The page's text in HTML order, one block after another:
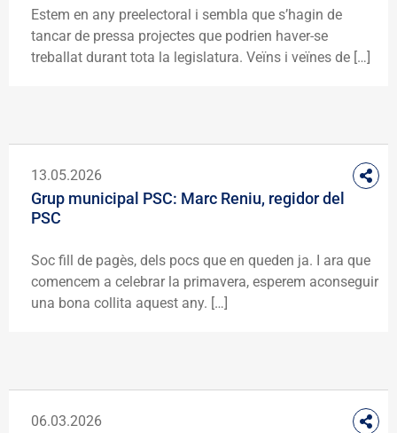
Estem en any preelectoral i sembla que s’hagin de
tancar de pressa projectes que podrien haver-se
treballat durant tota la legislatura. Veïns i veïnes de […]
13.05.2026
Grup municipal PSC: Marc Reniu, regidor del
PSC
Soc fill de pagès, dels pocs que en queden ja. I ara que
comencem a celebrar la primavera, esperem aconseguir
una bona collita aquest any. […]
06.03.2026